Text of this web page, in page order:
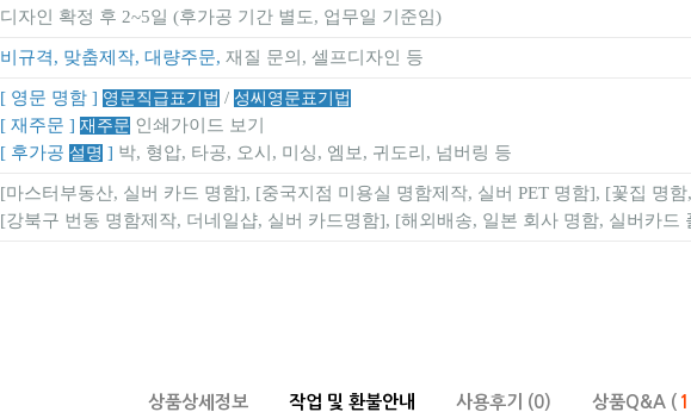
디자인 확정 후 2~5일 (후가공 기간 별도, 업무일 기준임)
비규격, 맞춤제작, 대량주문, 재질 문의, 셀프디자인 등
[ 영문 명함 ] 영문직급표기법 / 성씨영문표기법
[ 재주문 ] 재주문 인쇄가이드 보기
[ 후가공 설명 ] 박, 형압, 타공, 오시, 미싱, 엠보, 귀도리, 넘버링 등
[마스터부동산, 실버 카드 명함], [중국지점 미용실 명함제작, 실버 PET 명함], [꽃집 명
[강북구 번동 명함제작, 더네일샵, 실버 카드명함], [해외배송, 일본 회사 명함, 실버카드
상품상세정보 작업 및 환불안내 사용후기 (0) 상품Q&A ( 1